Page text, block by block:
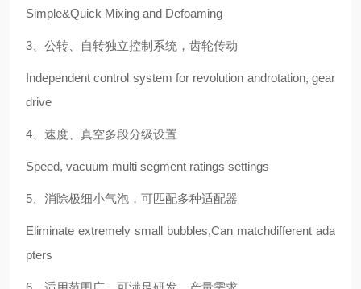
Simple&Quick Mixing and Defoaming
3、公转、自转独立控制系统，齿轮传动
Independent control system for revolution androtation, gear
drive
4、速度、真空多段分级设置
Speed, vacuum multi segment ratings settings
5、消除极细小气泡，可匹配多种适配器
Eliminate extremely small bubbles,Can matchdifferent ada
pters